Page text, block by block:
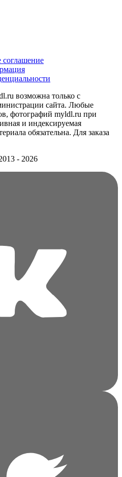
соглашение
возможна только с
сайта. Любые
фотографий myldl.ru при
и индексируемая
обязательна. Для заказа
- 2026